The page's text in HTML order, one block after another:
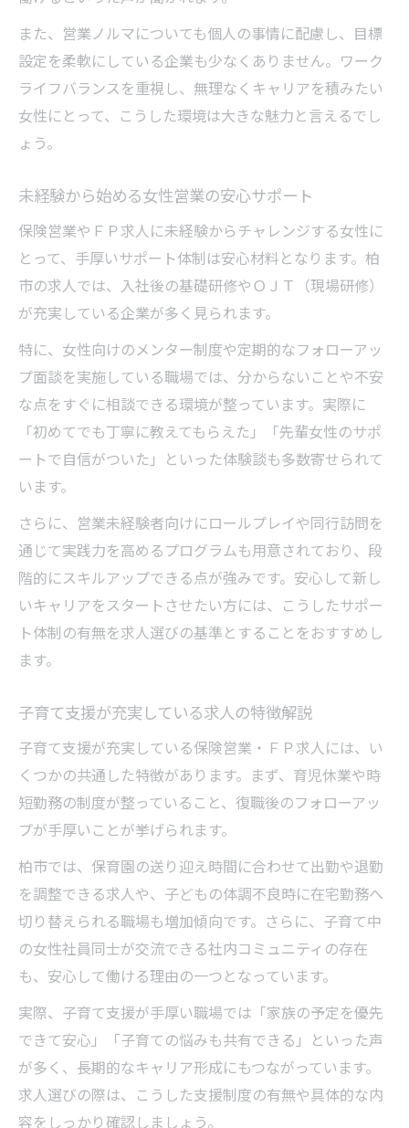
また、営業ノルマについても個人の事情に配慮し、目標
設定を柔軟にしている企業も少なくありません。ワーク
ライフバランスを重視し、無理なくキャリアを積みたい
女性にとって、こうした環境は大きな魅力と言えるでし
ょう。
未経験から始める女性営業の安心サポート
保険営業やＦＰ求人に未経験からチャレンジする女性に
とって、手厚いサポート体制は安心材料となります。柏
市の求人では、入社後の基礎研修やＯＪＴ（現場研修）
が充実している企業が多く見られます。
特に、女性向けのメンター制度や定期的なフォローアッ
プ面談を実施している職場では、分からないことや不安
な点をすぐに相談できる環境が整っています。実際に
「初めてでも丁寧に教えてもらえた」「先輩女性のサポ
ートで自信がついた」といった体験談も多数寄せられて
います。
さらに、営業未経験者向けにロールプレイや同行訪問を
通じて実践力を高めるプログラムも用意されており、段
階的にスキルアップできる点が強みです。安心して新し
いキャリアをスタートさせたい方には、こうしたサポー
ト体制の有無を求人選びの基準とすることをおすすめし
ます。
子育て支援が充実している求人の特徴解説
子育て支援が充実している保険営業・ＦＰ求人には、い
くつかの共通した特徴があります。まず、育児休業や時
短勤務の制度が整っていること、復職後のフォローアッ
プが手厚いことが挙げられます。
柏市では、保育園の送り迎え時間に合わせて出勤や退勤
を調整できる求人や、子どもの体調不良時に在宅勤務へ
切り替えられる職場も増加傾向です。さらに、子育て中
の女性社員同士が交流できる社内コミュニティの存在
も、安心して働ける理由の一つとなっています。
実際、子育て支援が手厚い職場では「家族の予定を優先
できて安心」「子育ての悩みも共有できる」といった声
が多く、長期的なキャリア形成にもつながっています。
求人選びの際は、こうした支援制度の有無や具体的な内
容をしっかり確認しましょう。